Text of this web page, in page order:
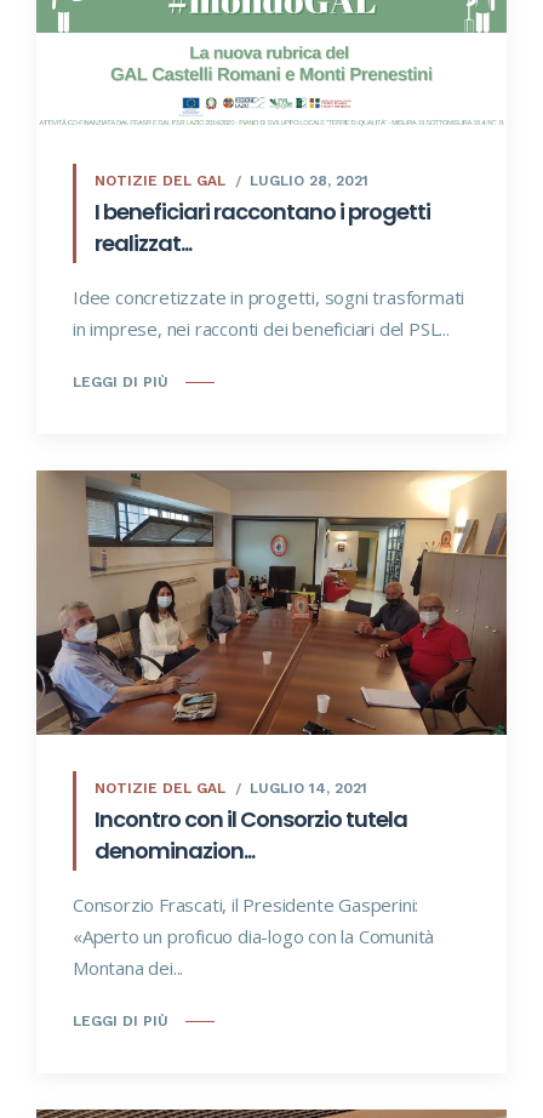
NOTIZIE DEL GAL LUGLIO 28, 2021
I beneficiari raccontano i progetti
realizzat...
Idee concretizzate in progetti, sogni trasformati
in imprese, nei racconti dei beneficiari del PSL...
LEGGI DI PIÙ
NOTIZIE DEL GAL LUGLIO 14, 2021
Incontro con il Consorzio tutela
denominazion...
Consorzio Frascati, il Presidente Gasperini:
«Aperto un proficuo dia-logo con la Comunità
Montana dei...
LEGGI DI PIÙ